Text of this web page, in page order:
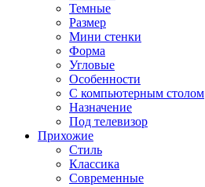
Темные
Размер
Мини стенки
Форма
Угловые
Особенности
С компьютерным столом
Назначение
Под телевизор
Прихожие
Стиль
Классика
Современные